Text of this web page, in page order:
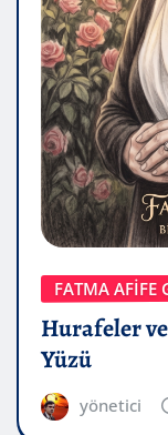
FATMA AFİFE
Hurafeler
Yüzü
yönetici